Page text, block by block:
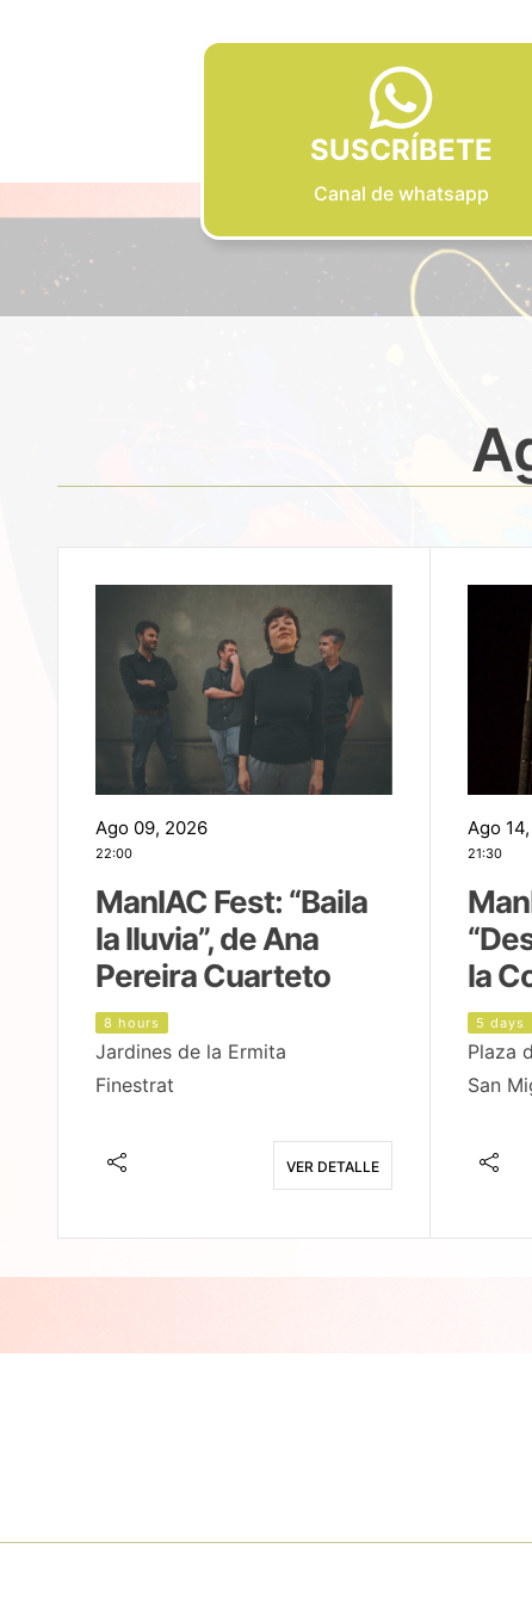
SUSCRÍBETE
Canal de whatsapp
Ago 09, 2026
22:00
ManIAC Fest: “Baila
la lluvia”, de Ana
Pereira Cuarteto
8 hours
Jardines de la Ermita
Finestrat
VER DETALLE
Ago
21:30
la
5 days
Plaza
San